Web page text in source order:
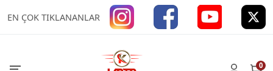
EN ÇOK TIKLANANLAR
0